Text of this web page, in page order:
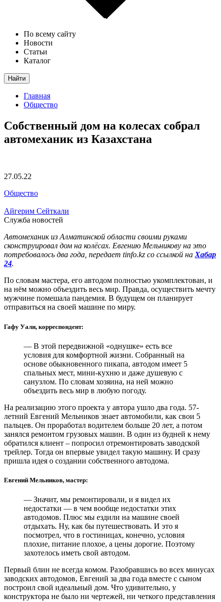
По всему сайту
Новости
Статьи
Каталог
Найти
Главная
Общество
Собственный дом на колесах собрал
автомеханик из Казахстана
27.05.22
Общество
Айгерим Сейткали
Служба новостей
Автомеханик из Алматинской области своими руками
сконструировал дом на колёсах. Евгению Мельникову на это
потребовалось два года, передает tinfo.kz со ссылкой наХабар
24.
По словам мастера, его автодом полностью укомплектован, и
на нём можно объездить весь мир. Правда, осуществить мечту
мужчине помешала пандемия. В будущем он планирует
отправиться на своей машине по миру.
Гафу Уали, корреспондент:
— В этой передвижной «однушке» есть все
условия для комфортной жизни. Собранный на
основе обыкновенного пикапа, автодом имеет 5
спальных мест, мини-кухню и даже душевую с
санузлом. По словам хозяина, на ней можно
объездить весь мир в любую погоду.
На реализацию этого проекта у автора ушло два года. 57-
летний Евгений Мельников знает автомобили, как свои 5
пальцев. Он проработал водителем больше 20 лет, а потом
занялся ремонтом грузовых машин. В один из будней к нему
обратился клиент – попросил отремонтировать заводской
трейлер. Тогда он впервые увидел такую машину. И сразу
пришла идея о создании собственного автодома.
Евгений Мельников, мастер:
— Значит, мы ремонтировали, и я видел их
недостатки — в чем вообще недостатки этих
автодомов. Плюс мы ездили на машине своей
отдыхать. Ну, как бы путешествовать. И это я
посмотрел, что в гостиницах, конечно, условия
плохие, питание плохое, а цены дорогие. Поэтому
захотелось иметь свой автодом.
Первый блин не всегда комом. Разобравшись во всех минусах
заводских автодомов, Евгений за два года вместе с сыном
построил свой идеальный дом. Что удивительно, у
конструктора не было ни чертежей, ни четкого представления